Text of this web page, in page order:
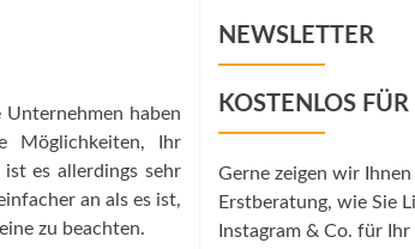
haben
Möglichkeiten, Ihr
es allerdings sehr
an als es ist,
zu beachten.
NEWSLETTER
KOSTENLOS FÜR
Gerne zeigen wir
Erstberatung, wie Sie
Instagram & Co. für Ihr